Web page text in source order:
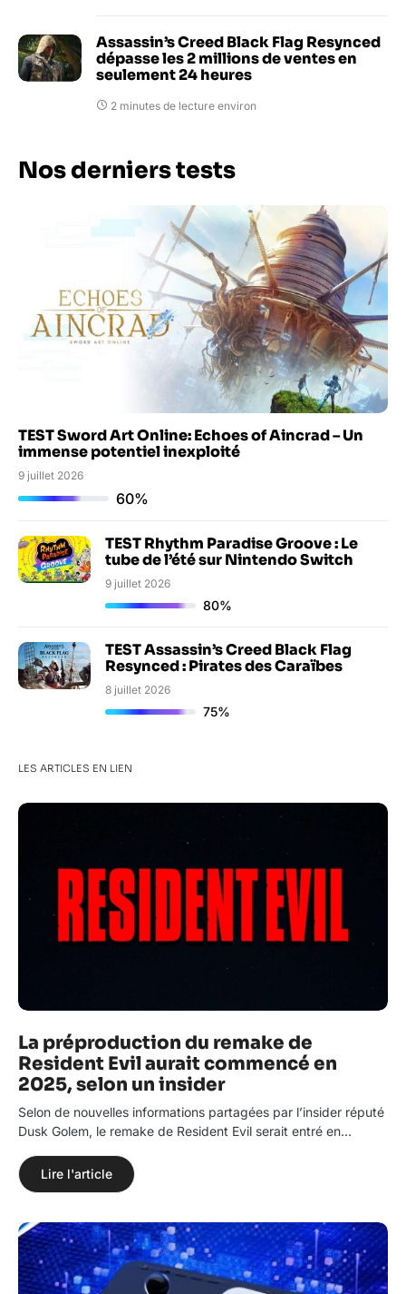
Assassin’s Creed Black Flag Resynced
dépasse les 2 millions de ventes en
seulement 24 heures
2 minutes de lecture environ
Nos derniers tests
TEST Sword Art Online: Echoes of Aincrad – Un
immense potentiel inexploité
9 juillet 2026
60%
TEST Rhythm Paradise Groove : Le
tube de l’été sur Nintendo Switch
9 juillet 2026
80%
TEST Assassin’s Creed Black Flag
Resynced : Pirates des Caraïbes
8 juillet 2026
75%
LES ARTICLES EN LIEN
La préproduction du remake de
Resident Evil aurait commencé en
2025, selon un insider
Selon de nouvelles informations partagées par l’insider réputé
Dusk Golem, le remake de Resident Evil serait entré en…
Lire l'article